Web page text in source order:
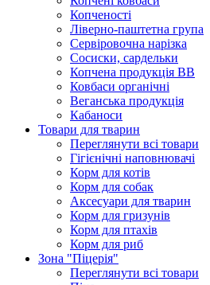
Копченості
Ліверно-паштетна група
Сервіровочна нарізка
Сосиски, сардельки
Копчена продукція ВВ
Ковбаси органічні
Веганська продукція
Кабаноси
Товари для тварин
Переглянути всі товари
Гігієнічні наповнювачі
Корм для котів
Корм для собак
Аксесуари для тварин
Корм для гризунів
Корм для птахів
Корм для риб
Зона "Піцерія"
Переглянути всі товари